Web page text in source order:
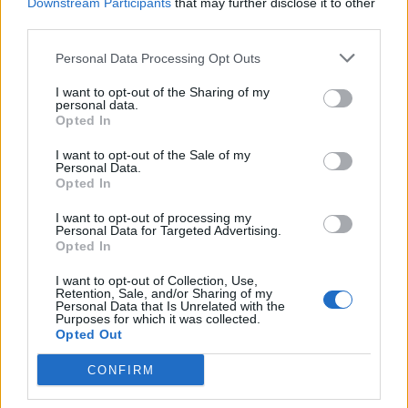
Personal Data Processing Opt Outs
I want to opt-out of the Sharing of my
personal data.
Opted In
I want to opt-out of the Sale of my
Personal Data.
Opted In
I want to opt-out of processing my
Personal Data for Targeted Advertising.
Opted In
I want to opt-out of Collection, Use,
Retention, Sale, and/or Sharing of my
Personal Data that Is Unrelated with the
Purposes for which it was collected.
Opted Out
CONFIRM
Άρης: Ανακοίνωσε την
απόκτηση του Άνταμ Μοκόκα -
Δωρεά της ΚΑΕ στους
Β.Σ. Καρούλιας: Τζίρος 98,7
low & non alcohol
Metlen: Ρεκόρ EBITDA στο α' εξάμηνο, στα 550 εκατ. ευρώ – Καθαρά
κέρδη 313 εκατ. ευρώ
Χρηματοδότηση 8 εκατ. ευρώ